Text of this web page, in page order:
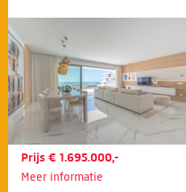
Prijs € 1.695.000,-
Meer informatie